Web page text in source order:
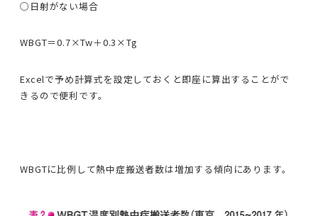
○日射がない場合
WBGT＝0.7×Tw＋0.3×Tg
Excelで予め計算式を設定しておくと即座に算出することがで
きるので便利です。
WBGTに比例して熱中症搬送者数は増加する傾向にあります。